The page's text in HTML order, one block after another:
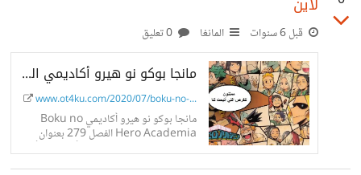
قبل 6 سنوات المانغا
مانجا بوكو نو هيرو أكاديمي الفصل 279 مترجم أون لاين
www.ot4ku.com/2020/07/boku-no-...
مانجا بوكو نو هيرو أكاديمي Boku no
Hero Academia الفصل 279 بعنوان